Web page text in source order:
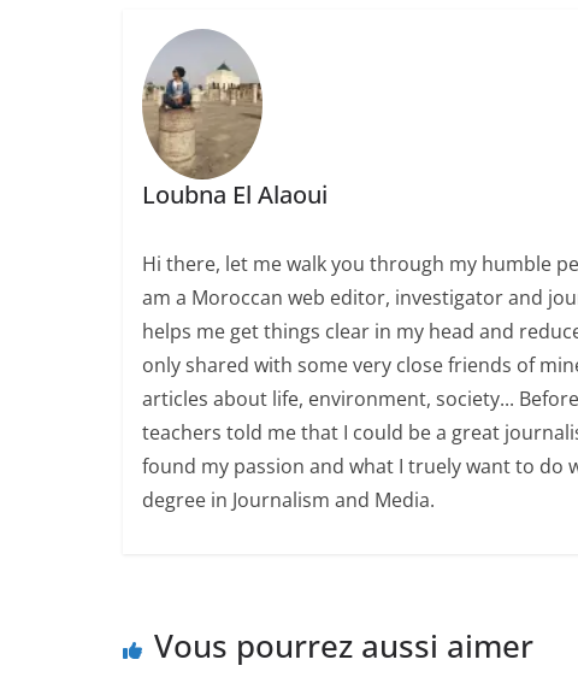
Loubna El Alaoui
Hi there, let me walk you through my humble
am a Moroccan web editor, investigator and
helps me get things clear in my head and
only shared with some very close friends of
articles about life, environment, society...
teachers told me that I could be a great
found my passion and what I truely want to do
degree in Journalism and Media.
Vous pourrez aussi aimer